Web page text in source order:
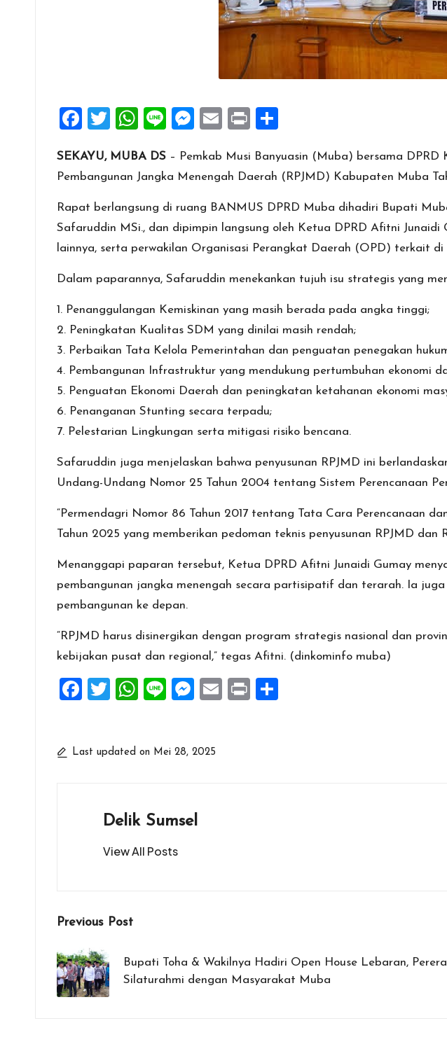
F
ce
b
o
o
k
T
tt
er
W
at
s
A
p
p
Li
e
M
se
n
g
er
E
ai
l
Pr
t
ar
e
SEKAYU, MUBA DS – Pemkab Musi Banyuasin (Muba) bersama
Pembangunan Jangka Menengah Daerah (RPJMD) Kabupaten Muba
Rapat berlangsung di ruang BANMUS DPRD Muba dihadiri Bupati
Safaruddin MSi., dan dipimpin langsung oleh Ketua DPRD Afitni
lainnya, serta perwakilan Organisasi Perangkat Daerah (OPD) terkait di
Dalam paparannya, Safaruddin menekankan tujuh isu strategis yang
1. Penanggulangan Kemiskinan yang masih berada pada angka tinggi;
2. Peningkatan Kualitas SDM yang dinilai masih rendah;
3. Perbaikan Tata Kelola Pemerintahan dan penguatan penegakan
4. Pembangunan Infrastruktur yang mendukung pertumbuhan ekonomi
5. Penguatan Ekonomi Daerah dan peningkatan ketahanan ekonomi
6. Penanganan Stunting secara terpadu;
7. Pelestarian Lingkungan serta mitigasi risiko bencana.
Safaruddin juga menjelaskan bahwa penyusunan RPJMD ini
Undang-Undang Nomor 25 Tahun 2004 tentang Sistem Perencanaan
“Permendagri Nomor 86 Tahun 2017 tentang Tata Cara Perencanaan
Tahun 2025 yang memberikan pedoman teknis penyusunan RPJMD
Menanggapi paparan tersebut, Ketua DPRD Afitni Junaidi Gumay
pembangunan jangka menengah secara partisipatif dan terarah. Ia
pembangunan ke depan.
“RPJMD harus disinergikan dengan program strategis nasional dan
kebijakan pusat dan regional,” tegas Afitni. (dinkominfo muba)
F
b
T
er
W
s
p
Li
M
n
E
Pr
Last updated on Mei 28, 2025
Delik Sumsel
View All Posts
Post
navigation
Previous Post
Bupati Toha & Wakilnya Hadiri Open House Lebaran,
Silaturahmi dengan Masyarakat Muba